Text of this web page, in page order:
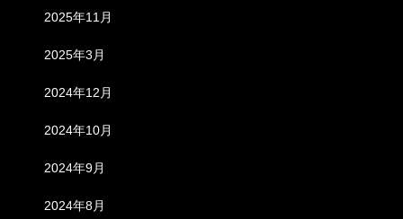
2025年11月
2025年3月
2024年12月
2024年10月
2024年9月
2024年8月